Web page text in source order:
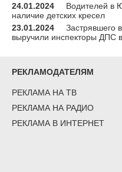
24.01.2024
Водителей в
наличие детских кресел
23.01.2024
Застрявшего
выручили инспекторы ДПС
РЕКЛАМОДАТЕЛЯМ
РЕКЛАМА НА ТВ
РЕКЛАМА НА РАДИО
РЕКЛАМА В ИНТЕРНЕТ